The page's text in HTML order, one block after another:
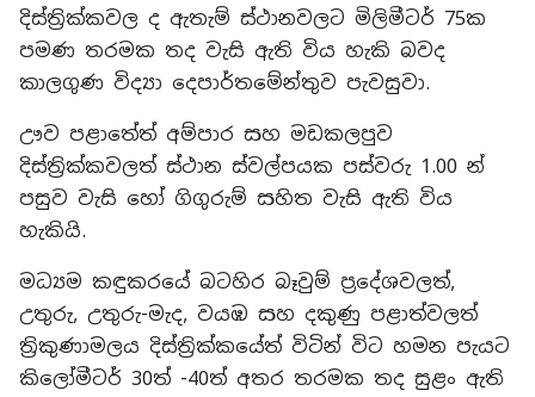
දිස්ත්‍රික්කවල ද ඇතැම් ස්ථානවලට මිලිමීටර් 75ක
පමණ තරමක තද වැසි ඇති විය හැකි බවද
කාලගුණ විද්‍යා දෙපාර්තමේන්තුව පැවසුවා.
ඌව පළාතේත් අම්පාර සහ මඩකලපුව
දිස්ත්‍රික්කවලත් ස්ථාන ස්වල්පයක පස්වරු 1.00 න්
පසුව වැසි හෝ ගිගුරුම් සහිත වැසි ඇති විය
හැකියි.
මධ්‍යම කඳුකරයේ බටහිර බෑවුම් ප්‍රදේශවලත්,
උතුරු, උතුරු-මැද, වයඹ සහ දකුණු පළාත්වලත්
ත්‍රිකුණාමලය දිස්ත්‍රික්කයේත් විටින් විට හමන පැයට
කිලෝමීටර් 30ත් -40ත් අතර තරමක තද සුළං ඇති